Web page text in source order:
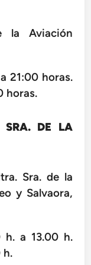
la Aviación
21:00 horas.
horas.
SRA. DE LA
Sra. de la
y Salvaora,
h. a 13.00 h.
h.